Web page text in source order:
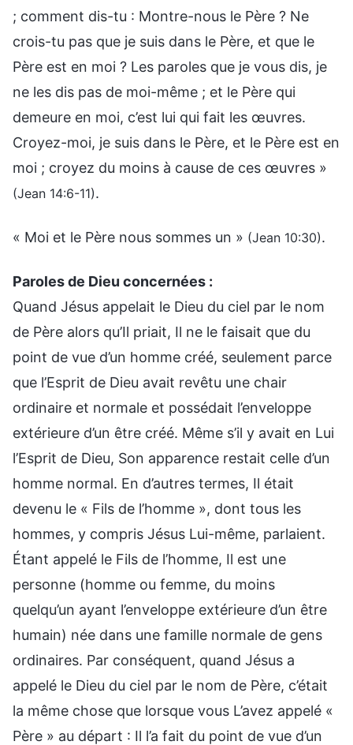
; comment dis-tu : Montre-nous le Père ? Ne
crois-tu pas que je suis dans le Père, et que le
Père est en moi ? Les paroles que je vous dis, je
ne les dis pas de moi-même ; et le Père qui
demeure en moi, c’est lui qui fait les œuvres.
Croyez-moi, je suis dans le Père, et le Père est en
moi ; croyez du moins à cause de ces œuvres »
(Jean 14:6-11).
« Moi et le Père nous sommes un » (Jean 10:30).
Paroles de Dieu concernées :
Quand Jésus appelait le Dieu du ciel par le nom
de Père alors qu’Il priait, Il ne le faisait que du
point de vue d’un homme créé, seulement parce
que l’Esprit de Dieu avait revêtu une chair
ordinaire et normale et possédait l’enveloppe
extérieure d’un être créé. Même s’il y avait en Lui
l’Esprit de Dieu, Son apparence restait celle d’un
homme normal. En d’autres termes, Il était
devenu le « Fils de l’homme », dont tous les
hommes, y compris Jésus Lui-même, parlaient.
Étant appelé le Fils de l’homme, Il est une
personne (homme ou femme, du moins
quelqu’un ayant l’enveloppe extérieure d’un être
humain) née dans une famille normale de gens
ordinaires. Par conséquent, quand Jésus a
appelé le Dieu du ciel par le nom de Père, c’était
la même chose que lorsque vous L’avez appelé «
Père » au départ : Il l’a fait du point de vue d’un